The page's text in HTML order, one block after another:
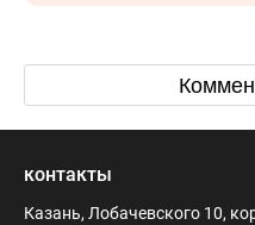
контакты
Казань, Лобачевского 10,